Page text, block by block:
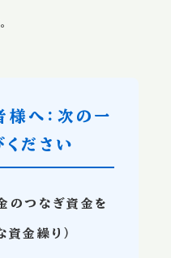
へ：次の一
ださい
つなぎ資金を
資金繰り）